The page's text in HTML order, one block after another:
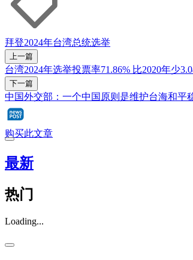
拜登2024年台湾总统选举
上一篇
台湾2024年选举投票率71.86% 比2020年少
下一篇
中国外交部：一个中国原则是维护台海和平
购买此文章
最新
热门
Loading...